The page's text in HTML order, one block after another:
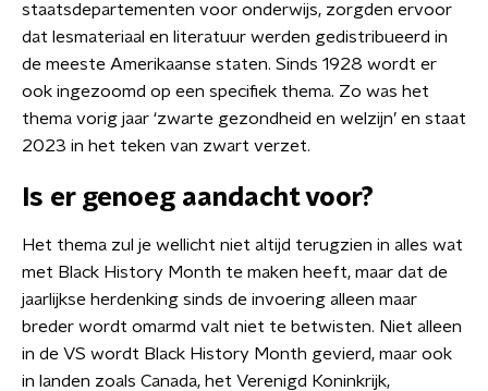
staatsdepartementen voor onderwijs, zorgden ervoor
dat lesmateriaal en literatuur werden gedistribueerd in
de meeste Amerikaanse staten. Sinds 1928 wordt er
ook ingezoomd op een specifiek thema. Zo was het
thema vorig jaar ‘zwarte gezondheid en welzijn’ en staat
2023 in het teken van zwart verzet.
Is er genoeg aandacht voor?
Het thema zul je wellicht niet altijd terugzien in alles wat
met Black History Month te maken heeft, maar dat de
jaarlijkse herdenking sinds de invoering alleen maar
breder wordt omarmd valt niet te betwisten. Niet alleen
in de VS wordt Black History Month gevierd, maar ook
in landen zoals Canada, het Verenigd Koninkrijk,